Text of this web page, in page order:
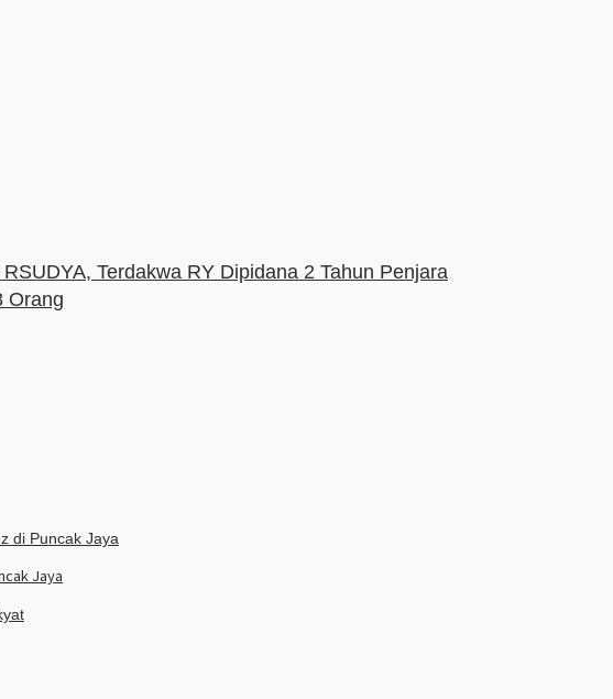
Terdakwa RY Dipidana 2 Tahun Penjara
Orang
Jaya